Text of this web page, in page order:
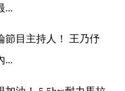
...
節目主持人！ 王乃伃
...